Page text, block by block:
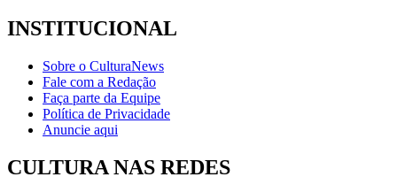
INSTITUCIONAL
Sobre o CulturaNews
Fale com a Redação
Faça parte da Equipe
Política de Privacidade
Anuncie aqui
CULTURA NAS REDES